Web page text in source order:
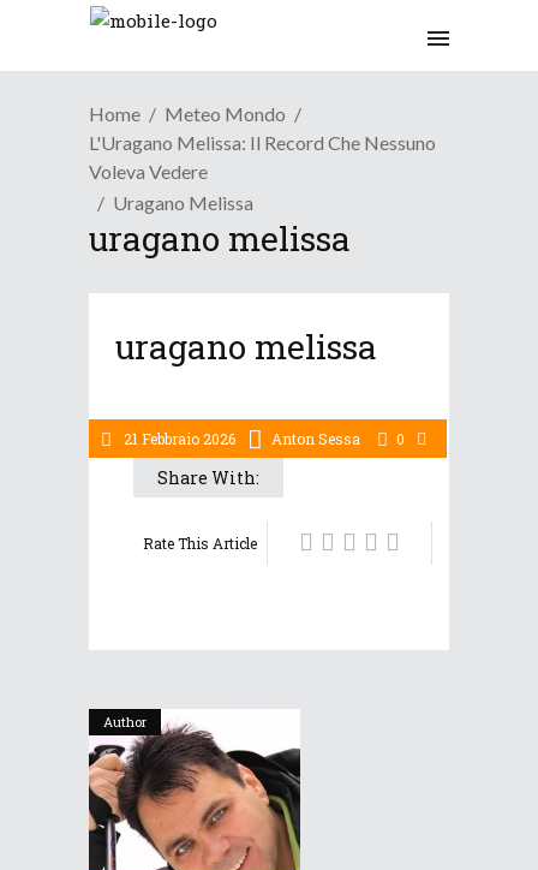
Home
Meteo Mondo
L'Uragano Melissa: Il Record Che Nessuno
Voleva Vedere
Uragano Melissa
uragano melissa
21 Febbraio 2026 Anton Sessa 0
uragano melissa
Share With:
Rate This Article
Author